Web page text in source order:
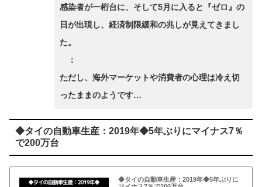
感染者が一桁台に、そして5月に入ると『ゼロ』の
日が出現し、経済制限緩和の兆しが見えてきまし
た。
：
ただし、海外マーケットや消費者の心理は冷え切
ったままのようです…
◆タイの自動車生産：2019年◆5年ぶりにマイナス7％
で200万台
◆タイの自動車生産：2019年◆5年ぶりに